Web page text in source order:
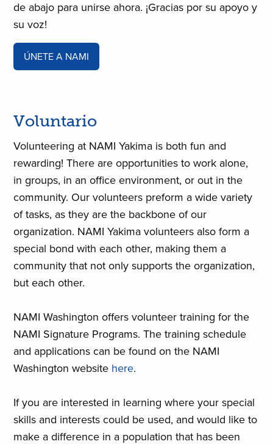
de abajo para unirse ahora. ¡Gracias por su apoyo y
su voz!
ÚNETE A NAMI
Voluntario
Volunteering at NAMI Yakima is both fun and
rewarding! There are opportunities to work alone,
in groups, in an office environment, or out in the
community. Our volunteers preform a wide variety
of tasks, as they are the backbone of our
organization. NAMI Yakima volunteers also form a
special bond with each other, making them a
community that not only supports the organization,
but each other.
NAMI Washington offers volunteer training for the
NAMI Signature Programs. The training schedule
and applications can be found on the NAMI
Washington website here.
If you are interested in learning where your special
skills and interests could be used, and would like to
make a difference in a population that has been